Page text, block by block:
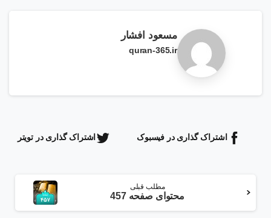
مسعود افشار
quran-365.ir
اشتراک گذاری در فیسبوک اشتراک گذاری در تویتر
مطلب
مطلب قبلی
محتوای صفحه 457